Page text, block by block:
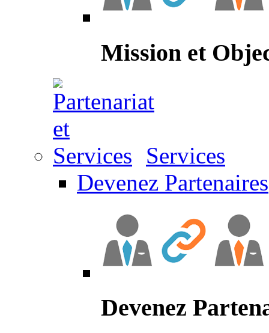
Mission et
Services
Devenez Partenaires
Devenez